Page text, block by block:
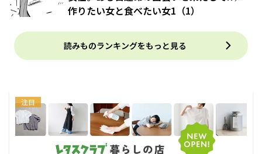
作りたい女と食べたい女1（1）
読みものランキングをもっと見る
注目